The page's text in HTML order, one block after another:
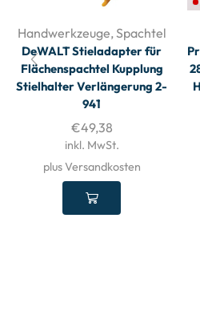
Handwerkzeuge, Spachtel
DeWALT Stieladapter für
Flächenspachtel Kupplung
Stielhalter Verlängerung 2-
941
€49,38
inkl. MwSt.
plus Versandkosten